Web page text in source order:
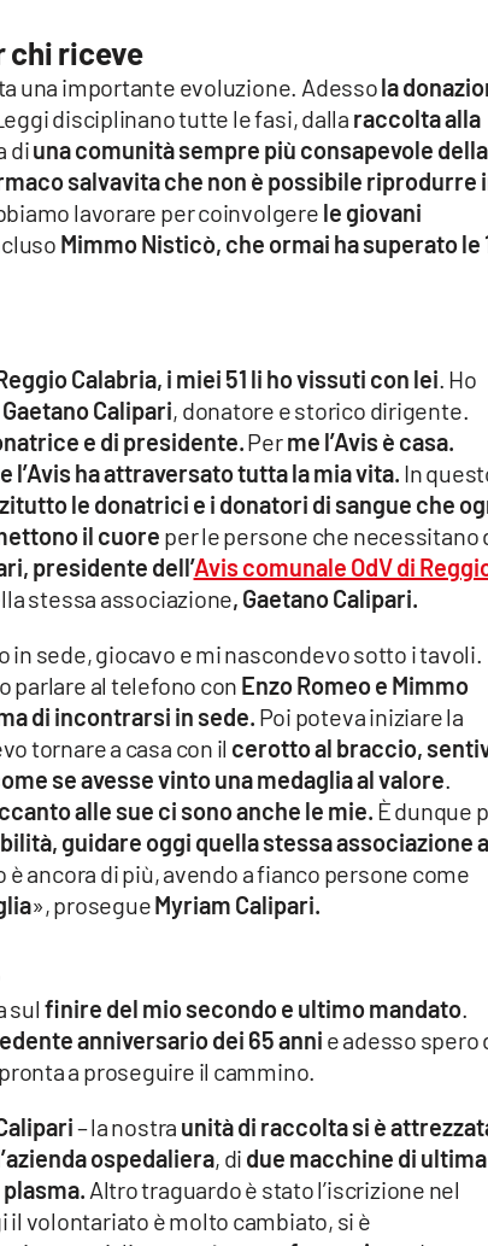
chi riceve
una importante evoluzione. Adessola
disciplinano tutte le fasi, dalla raccolta alla
diuna comunità sempre più consapevole della
salvavita che non è possibile riprodurre
lavorare per coinvolgere le giovani
Mimmo Nisticò, che ormai ha superato le
Calabria, i miei 51 li ho vissuti con lei. Ho
Calipari, donatore e storico dirigente.
e di presidente.Perme l’Avis è casa.
l’Avis ha attraversato tutta la mia vita. In
le donatrici e i donatori di sangue che
il cuore per le persone che necessitano
presidente dell’Avis comunale OdV di
stessa associazione, Gaetano Calipari.
in sede, giocavo e mi nascondevo sotto i tavoli.
parlare al telefono con Enzo Romeo e Mimmo
di incontrarsi in sede. Poi poteva iniziare la
tornare a casa con il cerotto al braccio,
se avesse vinto una medaglia al valore.
alle sue ci sono anche le mie. È dunque
guidare oggi quella stessa associazione
è ancora di più, avendo a fianco persone come
», prosegueMyriam Calipari.
sul finire del mio secondo e ultimo mandato.
anniversario dei 65 anni e adesso spero
a proseguire il cammino.
– la nostra unità di raccolta si è
ospedaliera, di due macchine di ultima
Altro traguardo è stato l’iscrizione nel
il volontariato è molto cambiato, si è